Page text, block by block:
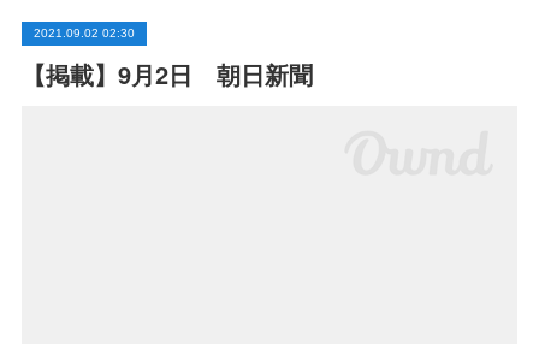
2021.09.02 02:30
【掲載】9月2日 朝日新聞